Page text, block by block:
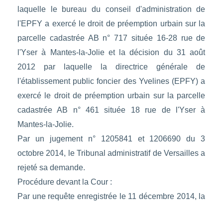
laquelle le bureau du conseil d'administration de
l'EPFY a exercé le droit de préemption urbain sur la
parcelle cadastrée AB n° 717 située 16-28 rue de
l'Yser à Mantes-la-Jolie et la décision du 31 août
2012 par laquelle la directrice générale de
l'établissement public foncier des Yvelines (EPFY) a
exercé le droit de préemption urbain sur la parcelle
cadastrée AB n° 461 située 18 rue de l'Yser à
Mantes-la-Jolie.
Par un jugement n° 1205841 et 1206690 du 3
octobre 2014, le Tribunal administratif de Versailles a
rejeté sa demande.
Procédure devant la Cour :
Par une requête enregistrée le 11 décembre 2014, la